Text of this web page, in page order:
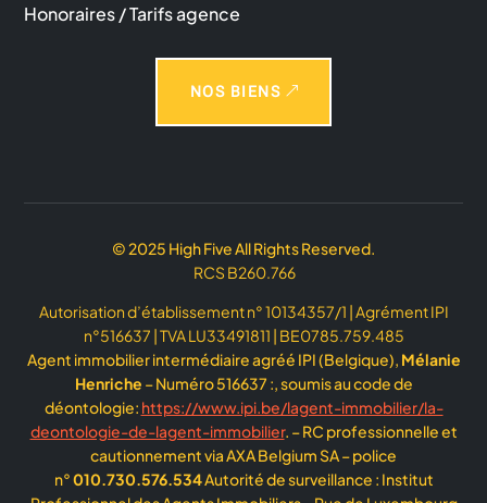
Honoraires / Tarifs agence
NOS BIENS
© 2025 High Five All Rights Reserved.
RCS B260.766
Autorisation d’établissement n° 10134357/1 | Agrément IPI
n°516637 | TVA LU33491811 | BE0785.759.485
Agent immobilier intermédiaire agréé IPI (Belgique), Mélanie
Henriche – Numéro 516637 :, soumis au code de
déontologie: https://www.ipi.be/lagent-immobilier/la-
deontologie-de-lagent-immobilier. – RC professionnelle et
cautionnement via AXA Belgium SA – police
n°010.730.576.534Autorité de surveillance : Institut